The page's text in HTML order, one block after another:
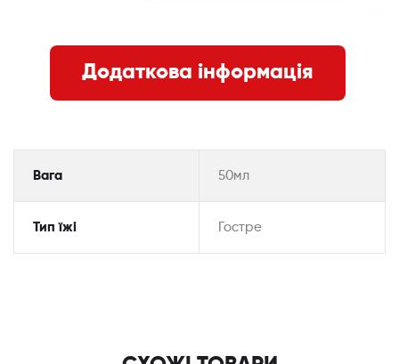
Додаткова інформація
Вага 50мл
Тип їжі Гостре